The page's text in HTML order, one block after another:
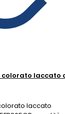
colorato laccato
laccato